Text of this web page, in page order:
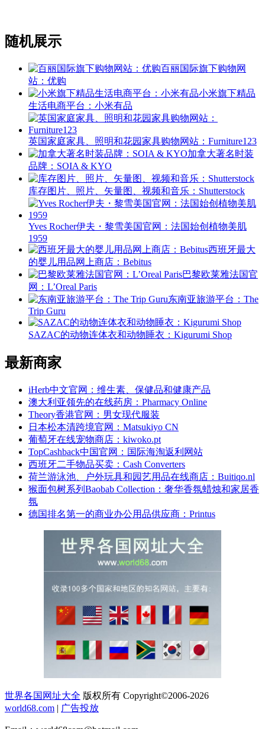
随机展示
百丽国际旗下购物网
站：优购
小米旗下精品
生活电商平台：小米有品
英国家庭家具、照明和花园家具购物网站：Furniture123
加拿大著名时装
品牌：SOIA & KYO
库存图片、照片、矢量图、视频和音乐：Shutterstock
Yves Rocher伊夫・黎雪美国官网：法国始创植物美肌
1959
西班牙最大
的婴儿用品网上商店：Bebitus
巴黎欧莱雅法国官
网：L’Oreal Paris
东南亚旅游平台：The
Trip Guru
SAZAC的动物连体衣和动物睡衣：Kigurumi Shop
最新商家
iHerb中文官网：维生素、保健品和健康产品
澳大利亚领先的在线药房：Pharmacy Online
Theory香港官网：男女现代服装
日本松本清跨境官网：Matsukiyo CN
葡萄牙在线宠物商店：kiwoko.pt
TopCashback中国官网：国际海淘返利网站
西班牙二手物品买卖：Cash Converters
荷兰游泳池、户外玩具和园艺用品在线商店：Buitiqo.nl
猴面包树系列Baobab Collection：奢华香氛蜡烛和家居香
氛
德国排名第一的商业办公用品供应商：Printus
世界各国网址大全 版权所有 Copyright©2006-2026
world68.com | 广告投放